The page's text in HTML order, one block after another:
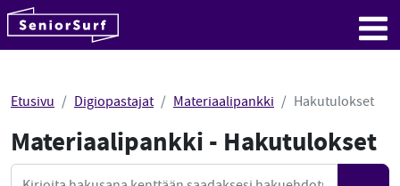
Hyppää sisältöön
Etusivu Digiopastajat Materiaalipankki Hakutulokset
Materiaalipankki - Hakutulokset
Haku